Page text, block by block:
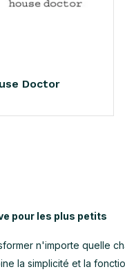
Doctor
pour les plus petits
n'importe quelle
la simplicité et la